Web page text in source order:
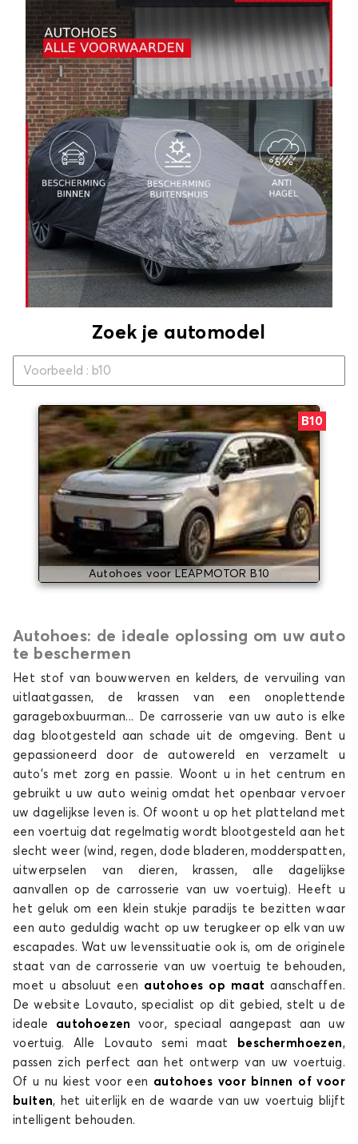
Zoek je automodel
B10
Autohoes voor LEAPMOTOR B10
Autohoes: de ideale oplossing om uw auto
te beschermen
Het stof van bouwwerven en kelders, de vervuiling van
uitlaatgassen, de krassen van een onoplettende
garageboxbuurman... De carrosserie van uw auto is elke
dag blootgesteld aan schade uit de omgeving. Bent u
gepassioneerd door de autowereld en verzamelt u
auto's met zorg en passie. Woont u in het centrum en
gebruikt u uw auto weinig omdat het openbaar vervoer
uw dagelijkse leven is. Of woont u op het platteland met
een voertuig dat regelmatig wordt blootgesteld aan het
slecht weer (wind, regen, dode bladeren, modderspatten,
uitwerpselen van dieren, krassen, alle dagelijkse
aanvallen op de carrosserie van uw voertuig). Heeft u
het geluk om een klein stukje paradijs te bezitten waar
een auto geduldig wacht op uw terugkeer op elk van uw
escapades. Wat uw levenssituatie ook is, om de originele
staat van de carrosserie van uw voertuig te behouden,
moet u absoluut een autohoes op maataanschaffen.
De website Lovauto, specialist op dit gebied, stelt u de
ideale autohoezen
voor, speciaal aangepast aan uw
voertuig. Alle Lovauto semi maat
beschermhoezen,
passen zich perfect aan het ontwerp van uw voertuig.
Of u nu kiest voor een autohoes voor binnen of voor
buiten, het uiterlijk en de waarde van uw voertuig blijft
intelligent behouden.